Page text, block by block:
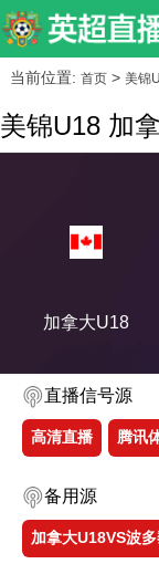
当前位置: 首页> 美锦
美锦U18 加
加拿大U18
直播信号源
高清直播 腾讯
备用源
加拿大U18VS波